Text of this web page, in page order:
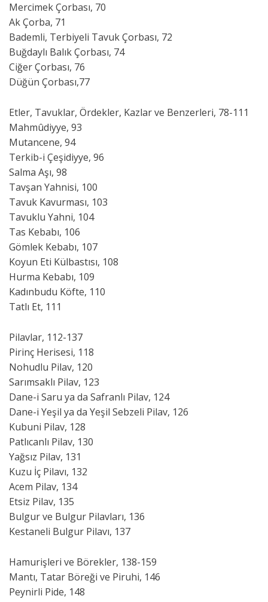
Mercimek Çorbası, 70
Ak Çorba, 71
Bademli, Terbiyeli Tavuk Çorbası, 72
Buğdaylı Balık Çorbası, 74
Ciğer Çorbası, 76
Düğün Çorbası,77
Etler, Tavuklar, Ördekler, Kazlar ve Benzerleri, 78-111
Mahmûdiyye, 93
Mutancene, 94
Terkib-i Çeşidiyye, 96
Salma Aşı, 98
Tavşan Yahnisi, 100
Tavuk Kavurması, 103
Tavuklu Yahni, 104
Tas Kebabı, 106
Gömlek Kebabı, 107
Koyun Eti Külbastısı, 108
Hurma Kebabı, 109
Kadınbudu Köfte, 110
Tatlı Et, 111
Pilavlar, 112-137
Pirinç Herisesi, 118
Nohudlu Pilav, 120
Sarımsaklı Pilav, 123
Dane-i Saru ya da Safranlı Pilav, 124
Dane-i Yeşil ya da Yeşil Sebzeli Pilav, 126
Kubuni Pilav, 128
Patlıcanlı Pilav, 130
Yağsız Pilav, 131
Kuzu İç Pilavı, 132
Acem Pilav, 134
Etsiz Pilav, 135
Bulgur ve Bulgur Pilavları, 136
Kestaneli Bulgur Pilavı, 137
Hamurişleri ve Börekler, 138-159
Mantı, Tatar Böreği ve Piruhi, 146
Peynirli Pide, 148